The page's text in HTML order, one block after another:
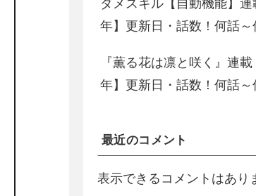
ダメスキル【自動機能】連
年】更新日・話数！何話～
『薫る花は凛と咲く』連
年】更新日・話数！何話～
最近のコメント
表示できるコメントはあり